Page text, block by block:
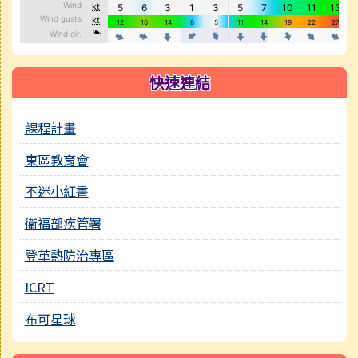
快速連結
課程計畫
東區教育會
不迷小紅書
衛福部疾管署
登革熱防治專區
ICRT
布可星球